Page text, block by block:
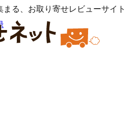
る、お取り寄せレビューサイト